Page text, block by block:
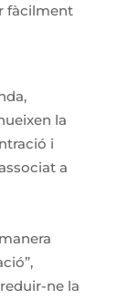
fàcilment
la
i
a
ne la